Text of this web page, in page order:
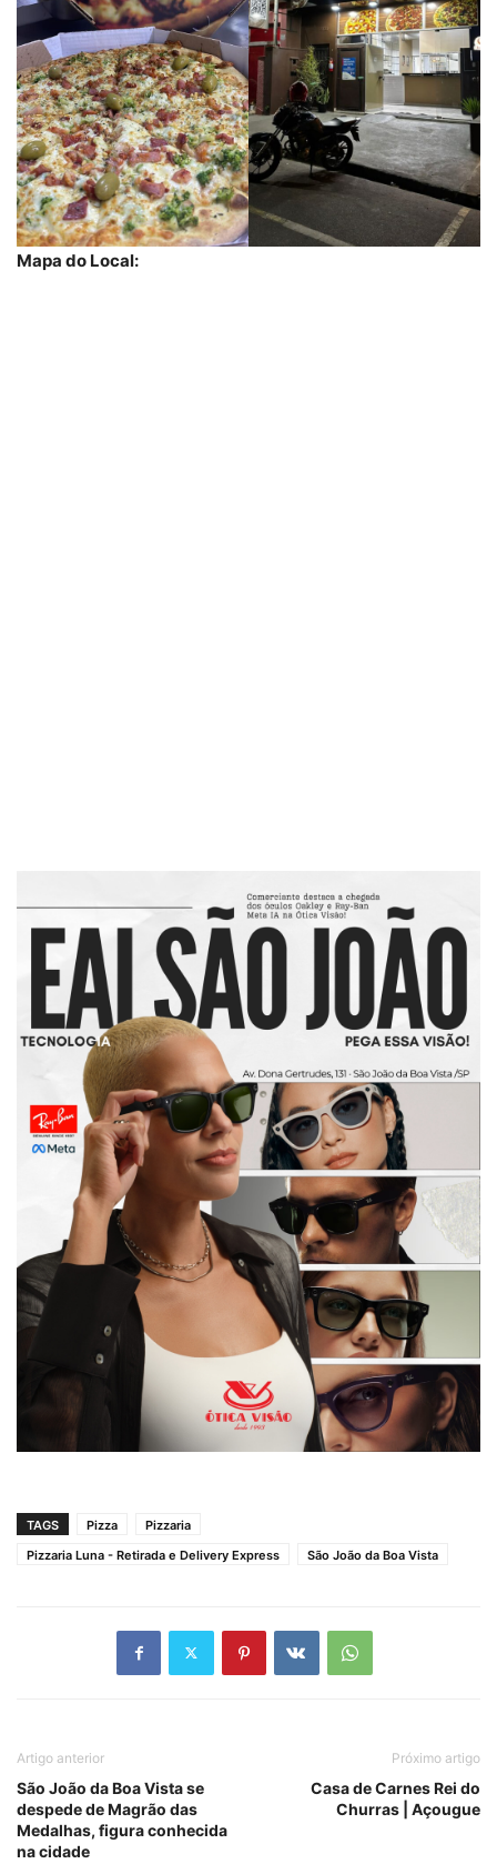
Mapa do Local:
TAGS Pizza
Pizzaria
Pizzaria Luna - Retirada e Delivery Express
São João da Boa Vista
Artigo anterior
São João da Boa Vista se
despede de Magrão das
Medalhas, figura conhecida
na cidade
Próximo artigo
Casa de Carnes Rei do
Churras | Açougue